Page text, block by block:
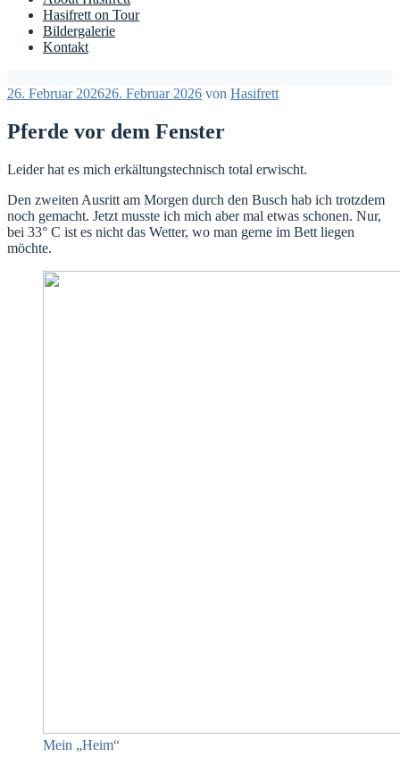
Hasifrett on Tour
Bildergalerie
Kontakt
Veröffentlicht
26. Februar 202626. Februar 2026 von Hasifrett
Pferde vor dem Fenster
Leider hat es mich erkältungstechnisch total erwischt.
Den zweiten Ausritt am Morgen durch den Busch hab ich trotzdem
noch gemacht. Jetzt musste ich mich aber mal etwas schonen. Nur,
bei 33° C ist es nicht das Wetter, wo man gerne im Bett liegen
möchte.
Mein „Heim“